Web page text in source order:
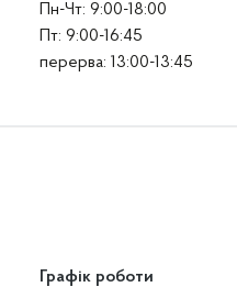
Пн-Чт: 9:00-18:00
Пт: 9:00-16:45
перерва: 13:00-13:45
Графік роботи